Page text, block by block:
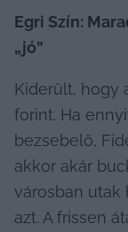
Egri Szín:
„jó”
Kiderült, hogy
forint. Ha
bezsebelő,
akkor akár
városban utak
azt. A frissen